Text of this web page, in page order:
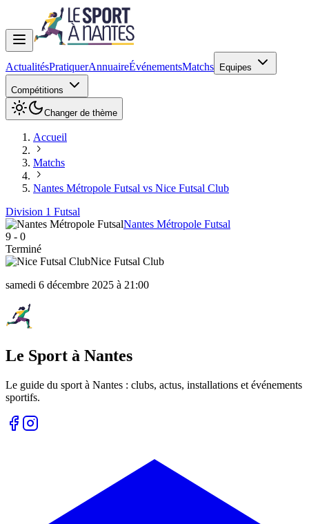
ActualitésPratiquerAnnuaireÉvénementsMatchs Equipes
Compétitions
Changer de thème
Accueil
Matchs
Nantes Métropole Futsal vs Nice Futsal Club
Division 1 Futsal
Nantes Métropole Futsal
9 - 0
Terminé
Nice Futsal Club
samedi 6 décembre 2025 à 21:00
Le Sport à Nantes
Le guide du sport à Nantes : clubs, actus, installations et événements
sportifs.